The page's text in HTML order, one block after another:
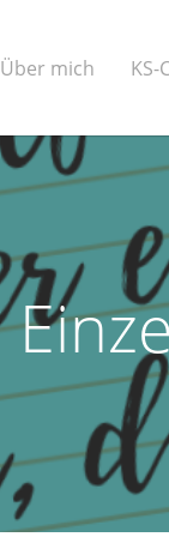
Über mich